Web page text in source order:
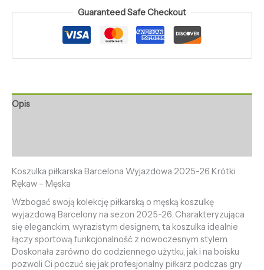
Guaranteed Safe Checkout
Opis
Koszulka piłkarska Barcelona Wyjazdowa 2025-26 Krótki
Rękaw – Męska
Wzbogać swoją kolekcję piłkarską o męską koszulkę
wyjazdową Barcelony na sezon 2025-26. Charakteryzująca
się eleganckim, wyrazistym designem, ta koszulka idealnie
łączy sportową funkcjonalność z nowoczesnym stylem.
Doskonała zarówno do codziennego użytku, jak i na boisku
pozwoli Ci poczuć się jak profesjonalny piłkarz podczas gry